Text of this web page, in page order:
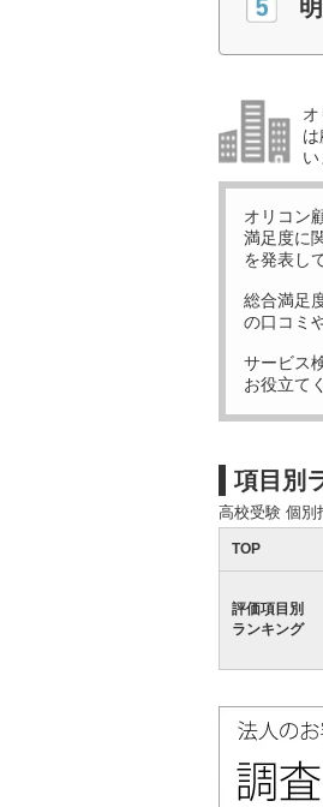
い
オリコン
満足度に
を発表し
総合満足
の口コミ
サービス
お役立て
項目別
高校受験 個別
TOP
評価項目別
ランキング